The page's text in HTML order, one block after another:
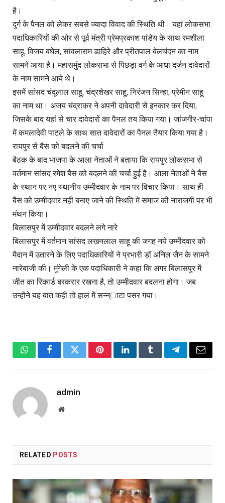
है।
दुर्ग के पैनल को लेकर सबसे ज्यादा विवाद की स्थिति थी। यहां लोकसभा
पदाधिकारियों की ओर से पूर्व मंत्री प्रेमप्रकाश पांडेय के साथ रमशीला
साहू, विजय बघेल, सांवलाराम डाहिरे और प्रीतपाल बेलचंदन का नाम
सामने आया है। महासमुंद लोकसभा से पिछड़ा वर्ग के आधा दर्जन दावेदारों
के नाम सामने आये थे।
इसमें सांसद चंदूलाल साहू, चंद्रशेखर साहू, निरंजन सिन्हा, प्रेमीन साहू
का नाम था। अजय चंद्राकर ने अपनी दावेदारी से इनकार कर दिया,
जिसके बाद यहां से चार दावेदारों का पैनल तय किया गया। जांजगीर-चांपा
में कमलादेवी पाटले के साथ सात दावेदारों का पैनल तैयार किया गया है।
रायपुर से बैस को बदलने की चर्चा
बैठक के बाद भाजपा के आला नेताओं ने बताया कि रायपुर लोकसभा से
वर्तमान सांसद रमेश बैस को बदलने की चर्चा हुई है। आला नेताओं ने बैस
के स्थान पर नए स्थानीय उम्मीदवार के नाम पर विचार किया। साथ ही
बैस को उम्मीदवार नहीं बनाए जाने की स्थिति में समाज की नाराजगी पर भी
मंथन किया।
बिलासपुर में उम्मीदवार बदलने लगे नारे
बिलासपुर में वर्तमान सांसद लखनलाल साहू की जगह नये उम्मीदवार को
मैदान में उतारने के लिए पदाधिकारियों ने प्रभारी डॉ अनिल जैन के सामने
नारेबाजी की। मुंगेली के एक पदाधिकारी ने कहा कि अगर बिलासपुर में
जीत का रिकार्ड बरकरार रखना है, तो उम्मीदवार बदलना होगा। जब
उन्होंने यह बात कही तो हाल में सन्न्ाटा पसर गया।
WhatsAppFacebookTwitterPinterestLinkedInTumblrTelegramEmail
admin
Website
RELATED POSTS